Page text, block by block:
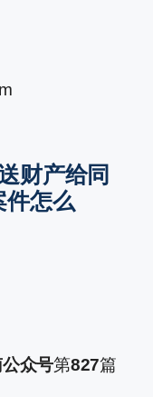
财产给同
件怎么
众号第827篇